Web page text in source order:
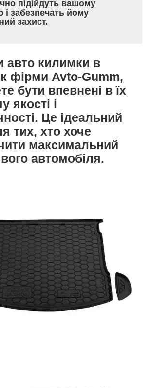
підійдуть вашому
і забезпечать йому
захист.
авто килимки в
фірми Avto-Gumm,
бути впевнені в їх
якості і
Це ідеальний
тих, хто хоче
максимальний
автомобіля.